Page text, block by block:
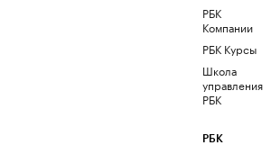
РБК
Компании
РБК Курсы
Школа
управления
РБК
РБК